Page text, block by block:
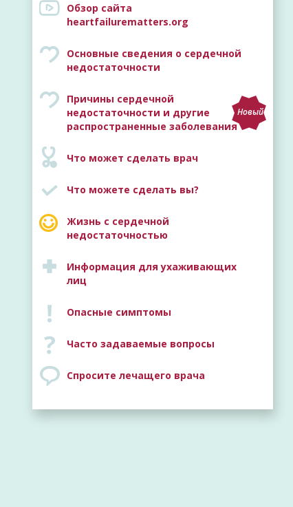
Обзор сайта
heartfailurematters.org
Основные сведения о сердечной
недостаточности
Причины сердечной
недостаточности и другие
распространенные заболевания
Новый
Что может сделать врач
Что можете сделать вы?
Жизнь с сердечной
недостаточностью
Информация для ухаживающих
лиц
Опасные симптомы
Часто задаваемые вопросы
Спросите лечащего врача